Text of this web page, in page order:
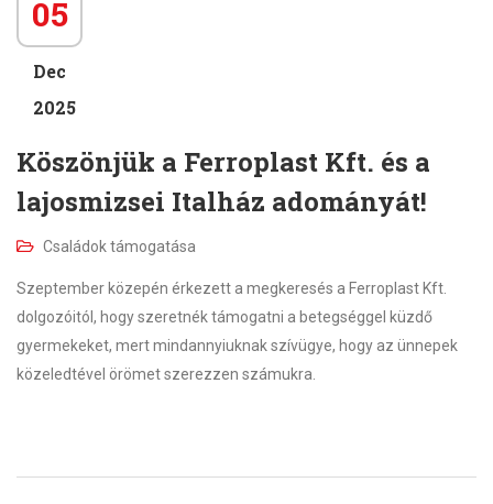
05
Dec
2025
Köszönjük a Ferroplast Kft. és a
lajosmizsei Italház adományát!
Családok támogatása
Szeptember közepén érkezett a megkeresés a Ferroplast Kft.
dolgozóitól, hogy szeretnék támogatni a betegséggel küzdő
gyermekeket, mert mindannyiuknak szívügye, hogy az ünnepek
közeledtével örömet szerezzen számukra.